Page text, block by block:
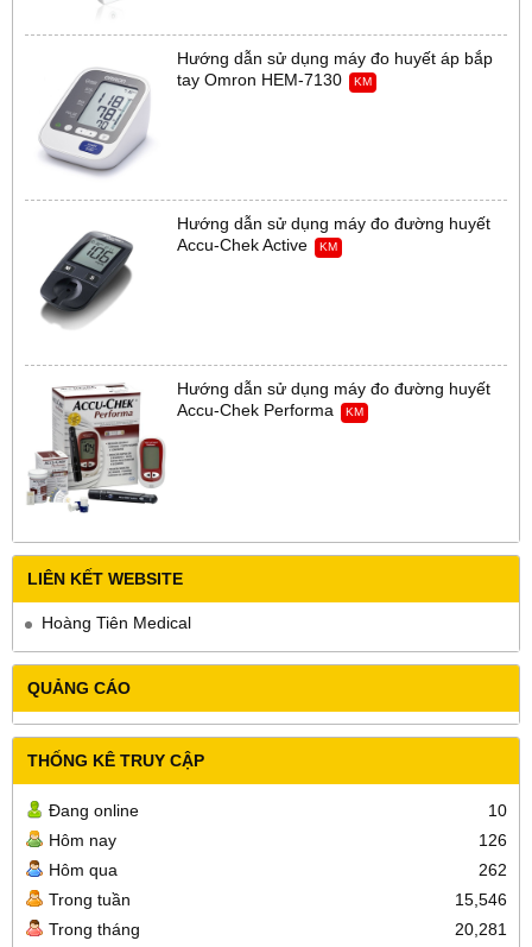
Hướng dẫn sử dụng máy đo huyết áp bắp
tay Omron HEM-7130
KM
Hướng dẫn sử dụng máy đo đường huyết
Accu-Chek Active
KM
Hướng dẫn sử dụng máy đo đường huyết
Accu-Chek Performa
KM
LIÊN KẾT WEBSITE
Hoàng Tiên Medical
QUẢNG CÁO
THỐNG KÊ TRUY CẬP
Đang online
10
Hôm nay
126
Hôm qua
262
Trong tuần
15,546
Trong tháng
20,281